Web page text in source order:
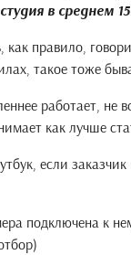
в среднем
правило,
такое тоже
работает, не
как лучше
если
подключена к